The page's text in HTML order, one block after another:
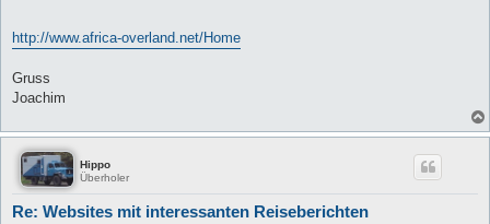
http://www.africa-overland.net/Home
Gruss
Joachim
Hippo
Überholer
Re: Websites mit interessanten Reiseberichten